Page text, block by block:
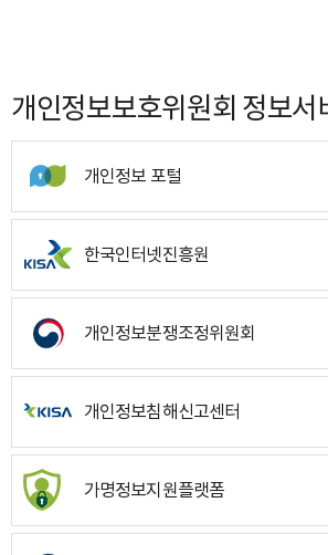
개인정보보호위원회 정보서
개인정보 포털
한국인터넷진흥원
개인정보분쟁조정위원회
개인정보침해신고센터
가명정보지원플랫폼